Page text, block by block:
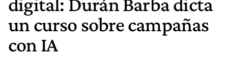
un curso sobre campañas
con IA